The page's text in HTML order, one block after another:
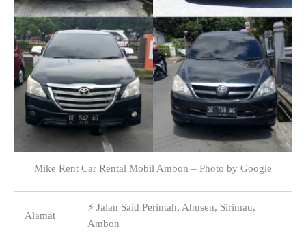
Mike Rent Car Rental Mobil Ambon – Photo by Google
Alamat
⚡ Jalan Said Perintah, Ahusen, Sirimau,
Ambon